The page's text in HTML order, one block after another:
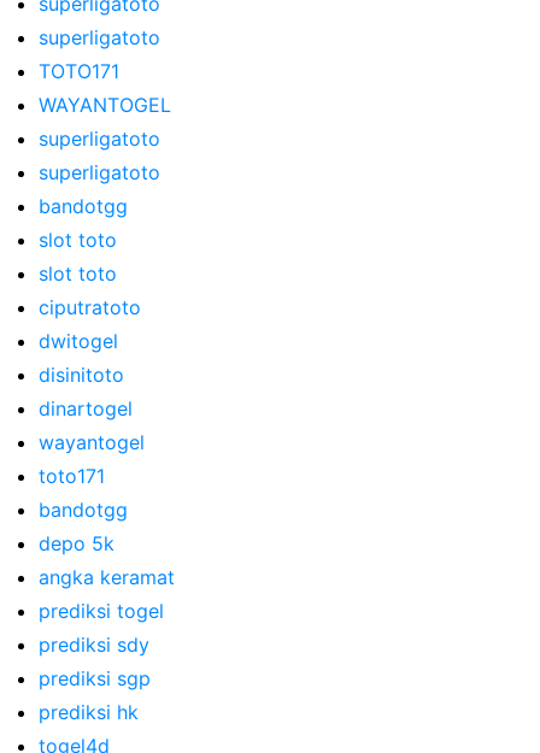
superligatoto
TOTO171
WAYANTOGEL
superligatoto
superligatoto
bandotgg
slot toto
slot toto
ciputratoto
dwitogel
disinitoto
dinartogel
wayantogel
toto171
bandotgg
depo 5k
angka keramat
prediksi togel
prediksi sdy
prediksi sgp
prediksi hk
togel4d